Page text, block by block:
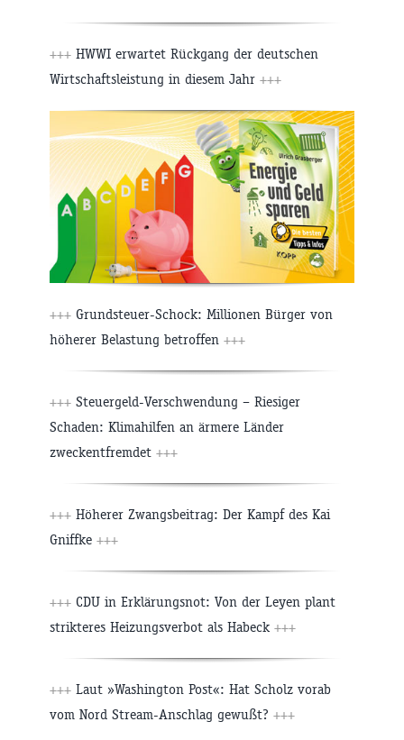
+++ HWWI erwartet Rückgang der deutschen
Wirtschaftsleistung in diesem Jahr +++
+++ Grundsteuer-Schock: Millionen Bürger von
höherer Belastung betroffen +++
+++ Steuergeld-Verschwendung – Riesiger
Schaden: Klimahilfen an ärmere Länder
zweckentfremdet +++
+++ Höherer Zwangsbeitrag: Der Kampf des Kai
Gniffke +++
+++ CDU in Erklärungsnot: Von der Leyen plant
strikteres Heizungsverbot als Habeck +++
+++ Laut »Washington Post«: Hat Scholz vorab
vom Nord Stream-Anschlag gewußt? +++